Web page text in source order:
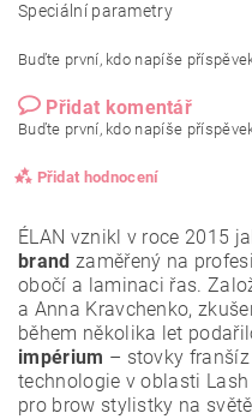
Speciální parametry
Buďte první, kdo napíše
Přidat komentář
Buďte první, kdo napíše
Přidat hodnocení
ÉLAN vznikl v roce 2015
brand zaměřený na
obočí a laminaci řas.
a Anna Kravchenko,
během několika let
impérium – stovky
technologie v oblasti
pro brow stylistky na